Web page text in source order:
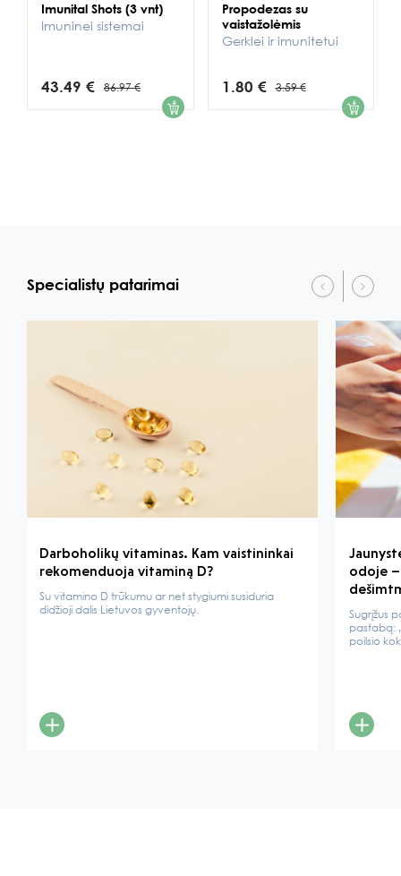
Imunital Shots (3 vnt)
Imuninei sistemai
43.49 € 86.97 € 1
Propodezas su
vaistažolėmis
Gerklei ir imunitetui
1.80 € 3.59 € 1
Specialistų patarimai
Darboholikų vitaminas. Kam vaistininkai
rekomenduoja vitaminą D?
Su vitamino D trūkumu ar net stygiumi susiduria
didžioji dalis Lietuvos gyventojų.
odoje
Sugrįžus
pastabą:
poilsio